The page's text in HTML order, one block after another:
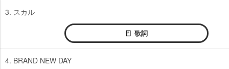
3. スカル
歌詞
4. BRAND NEW DAY